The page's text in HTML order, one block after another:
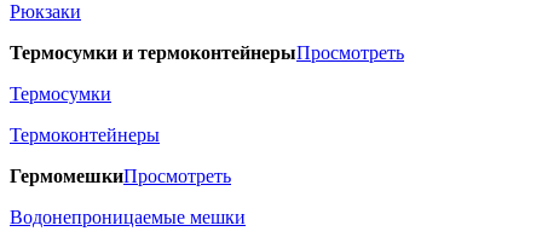
Рюкзаки
Термосумки и термоконтейнерыПросмотреть
Термосумки
Термоконтейнеры
ГермомешкиПросмотреть
Водонепроницаемые мешки